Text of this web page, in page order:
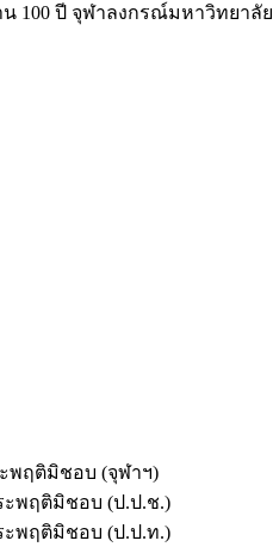
100 ปี จุฬาลงกรณ์มหาวิทยาลัย
พฤติมิชอบ (จุฬาฯ)
ะพฤติมิชอบ (ป.ป.ช.)
ะพฤติมิชอบ (ป.ป.ท.)